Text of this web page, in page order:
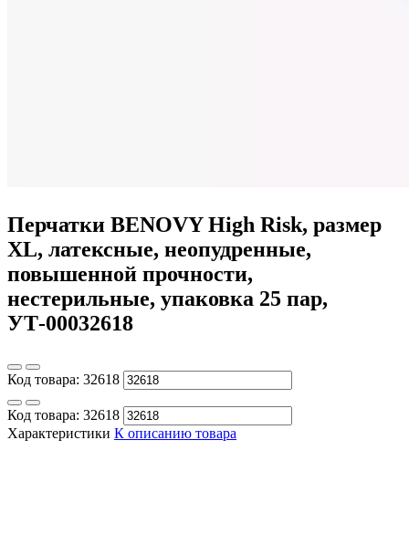
Перчатки BENOVY High Risk, размер
XL, латексные, неопудренные,
повышенной прочности,
нестерильные, упаковка 25 пар,
УТ-00032618
Код товара: 32618
Код товара: 32618
Характеристики К описанию товара